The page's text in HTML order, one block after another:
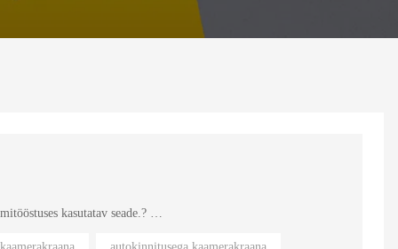
kasutatav seade.?